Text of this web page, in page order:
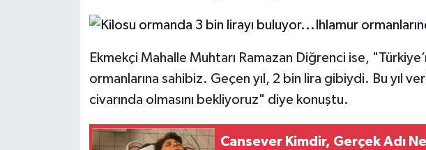
Ekmekçi Mahalle Muhtarı Ramazan Diğrenci ise,
ormanlarına sahibiz. Geçen yıl, 2 bin lira gibiydi. Bu yıl
civarında olmasını bekliyoruz" diye konuştu.
Cansever Kimdir, Gerçek Adı